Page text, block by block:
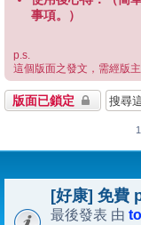
事項。）
p.s.
這個版面之發文，需經版主
版面已鎖定
[好康] 免費
最後發表 由